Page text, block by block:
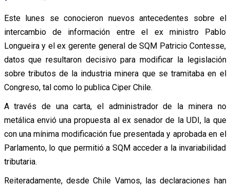
Este lunes se conocieron nuevos antecedentes sobre el
intercambio de información entre el ex ministro Pablo
Longueira y el ex gerente general de SQM Patricio Contesse,
datos que resultaron decisivo para modificar la legislación
sobre tributos de la industria minera que se tramitaba en el
Congreso, tal como lo publica Ciper Chile.
A través de una carta, el administrador de la minera no
metálica envió una propuesta al ex senador de la UDI, la que
con una mínima modificación fue presentada y aprobada en el
Parlamento, lo que permitió a SQM acceder a la invariabilidad
tributaria.
Reiteradamente, desde Chile Vamos, las declaraciones han